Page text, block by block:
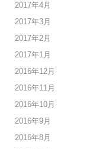
2017年4月
2017年3月
2017年2月
2017年1月
2016年12月
2016年11月
2016年10月
2016年9月
2016年8月